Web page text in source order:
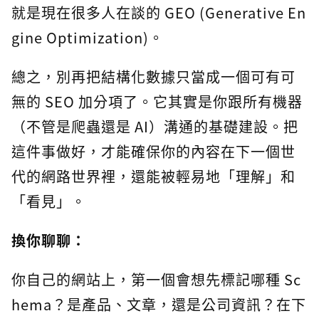
就是現在很多人在談的 GEO (Generative En
gine Optimization)。
總之，別再把結構化數據只當成一個可有可
無的 SEO 加分項了。它其實是你跟所有機器
（不管是爬蟲還是 AI）溝通的基礎建設。把
這件事做好，才能確保你的內容在下一個世
代的網路世界裡，還能被輕易地「理解」和
「看見」。
換你聊聊：
你自己的網站上，第一個會想先標記哪種 Sc
hema？是產品、文章，還是公司資訊？在下